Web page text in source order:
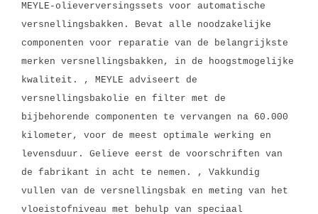
MEYLE-olieverversingssets voor automatische
versnellingsbakken. Bevat alle noodzakelijke
componenten voor reparatie van de belangrijkste
merken versnellingsbakken, in de hoogstmogelijke
kwaliteit. , MEYLE adviseert de
versnellingsbakolie en filter met de
bijbehorende componenten te vervangen na 60.000
kilometer, voor de meest optimale werking en
levensduur. Gelieve eerst de voorschriften van
de fabrikant in acht te nemen. , Vakkundig
vullen van de versnellingsbak en meting van het
vloeistofniveau met behulp van speciaal